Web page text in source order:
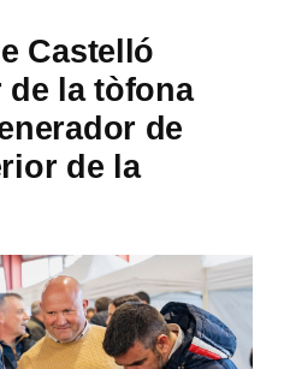
Castelló
la tòfona
de
de la